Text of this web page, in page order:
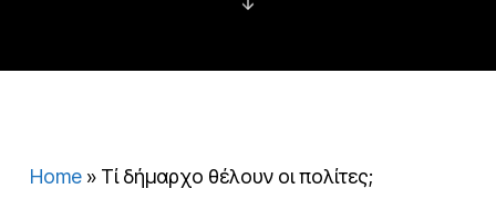
Home» Τί δήμαρχο θέλουν οι πολίτες;